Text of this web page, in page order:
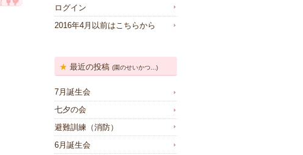
ログイン
2016年4月以前はこちらから
最近の投稿(園のせいかつ...)
7月誕生会
七夕の会
避難訓練（消防）
6月誕生会